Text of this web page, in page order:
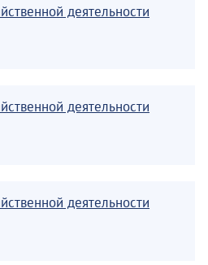
деятельности
деятельности
деятельности